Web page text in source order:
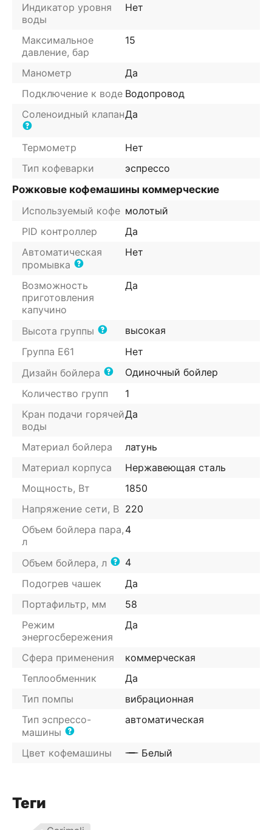
Индикатор уровня
воды
Нет
Максимальное
давление, бар
15
Манометр
Да
Подключение к воде Водопровод
Соленоидный клапанДа
Термометр
Нет
Тип кофеварки
эспрессо
Рожковые кофемашины коммерческие
Используемый кофе молотый
PID контроллер
Да
Автоматическая
промывка
Нет
Возможность
приготовления
капучино
Да
Высота группы
высокая
Группа E61
Нет
Дизайн бойлера
Одиночный бойлер
Количество групп
1
Кран подачи горячей
воды
Да
Материал бойлера
латунь
Материал корпуса
Нержавеющая сталь
Мощность, Вт
1850
Напряжение сети, В 220
Объем бойлера пара,
л
4
Объем бойлера, л
4
Подогрев чашек
Да
Портафильтр, мм
58
Режим
энергосбережения
Да
Сфера применения
коммерческая
Теплообменник
Да
Тип помпы
вибрационная
Тип эспрессо-
машины
автоматическая
Цвет кофемашины Белый
Теги